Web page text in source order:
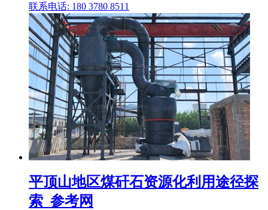
联系电话: 180 3780 8511
平顶山地区煤矸石资源化利用途径探
索_参考网